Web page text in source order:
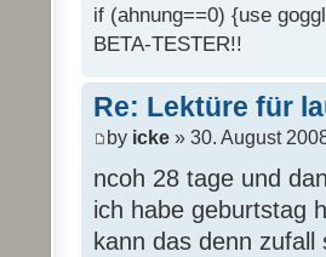
if (ahnung==0) {use
BETA-TESTER!!
Re: Lektüre für
by icke » 30. August
ncoh 28 tage und
ich habe geburtstag
kann das denn